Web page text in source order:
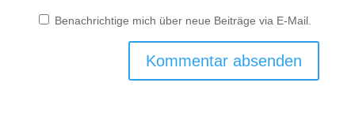
Benachrichtige mich über neue Beiträge via E-Mail.